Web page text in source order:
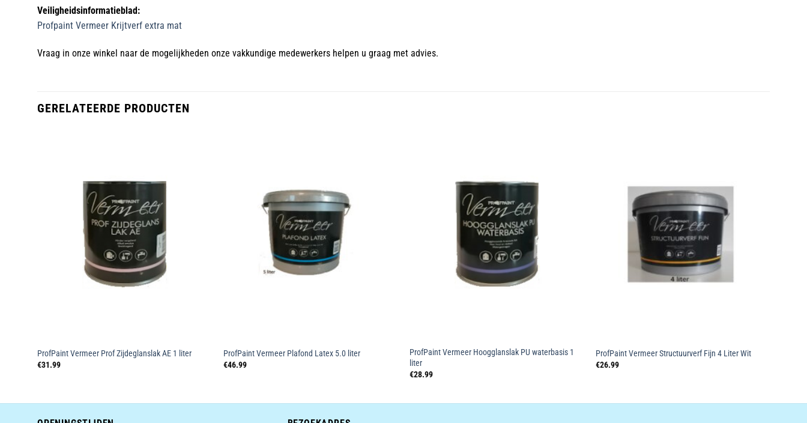
Veiligheidsinformatieblad:
Profpaint Vermeer Krijtverf extra mat
Vraag in onze winkel naar de mogelijkheden onze vakkundige medewerkers helpen u graag met advies.
GERELATEERDE PRODUCTEN
ProfPaint Vermeer Prof Zijdeglanslak AE 1 liter
€31.99
ProfPaint Vermeer Plafond Latex 5.0 liter
€46.99
ProfPaint Vermeer Hoogglanslak PU waterbasis 1
liter
€28.99
ProfPaint Vermeer Structuurverf Fijn 4 Liter Wit
€26.99